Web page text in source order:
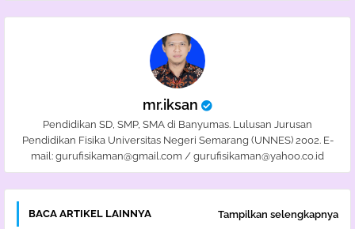
mr.iksan
Pendidikan SD, SMP, SMA di Banyumas. Lulusan Jurusan
Pendidikan Fisika Universitas Negeri Semarang (UNNES) 2002. E-
mail: gurufisikaman@gmail.com / gurufisikaman@yahoo.co.id
BACA ARTIKEL LAINNYA Tampilkan selengkapnya